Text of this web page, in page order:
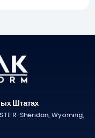
Штатах
R-Sheridan, Wyoming,